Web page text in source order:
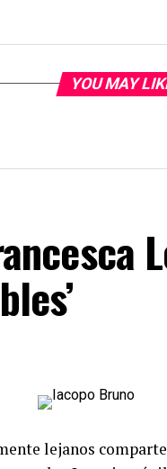
YOU MAY
lejanos